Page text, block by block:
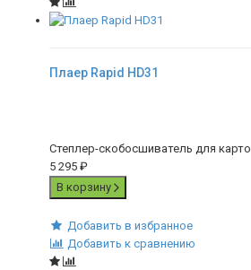
Плаер Rapid HD31
Степлер-скобосшиватель для
5 295 ₽
В корзину
Добавить в избранное
Добавить к сравнению